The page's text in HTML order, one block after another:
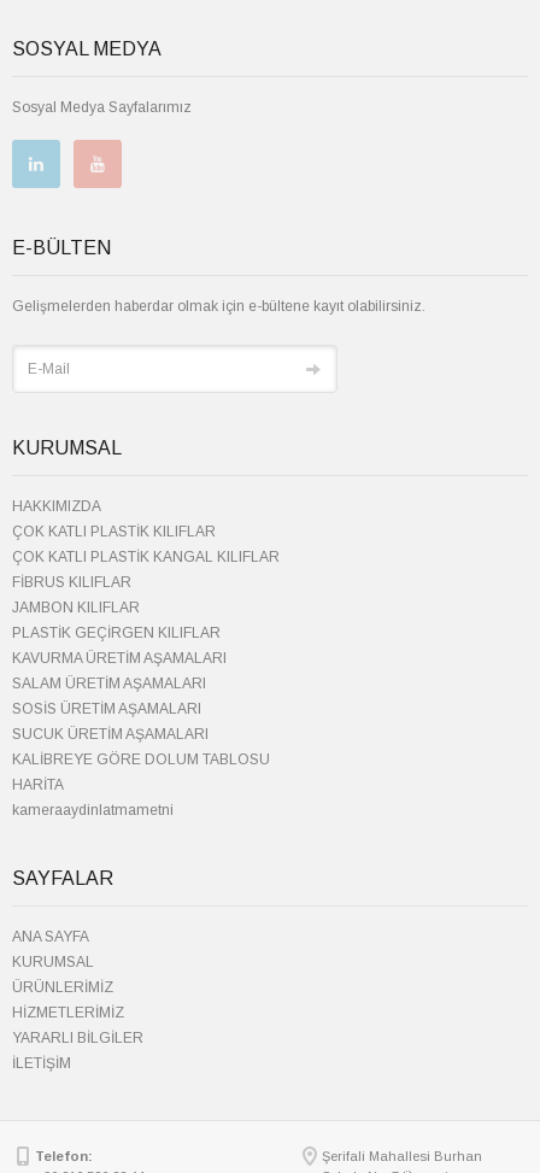
SOSYAL MEDYA
Sosyal Medya Sayfalarımız
E-BÜLTEN
Gelişmelerden haberdar olmak için e-bültene kayıt olabilirsiniz.
KURUMSAL
HAKKIMIZDA
ÇOK KATLI PLASTİK KILIFLAR
ÇOK KATLI PLASTİK KANGAL KILIFLAR
FİBRUS KILIFLAR
JAMBON KILIFLAR
PLASTİK GEÇİRGEN KILIFLAR
KAVURMA ÜRETİM AŞAMALARI
SALAM ÜRETİM AŞAMALARI
SOSİS ÜRETİM AŞAMALARI
SUCUK ÜRETİM AŞAMALARI
KALİBREYE GÖRE DOLUM TABLOSU
HARİTA
kameraaydinlatmametni
SAYFALAR
ANA SAYFA
KURUMSAL
ÜRÜNLERİMİZ
HİZMETLERİMİZ
YARARLI BİLGİLER
İLETİŞİM
Telefon:
Şerifali Mahallesi Burhan